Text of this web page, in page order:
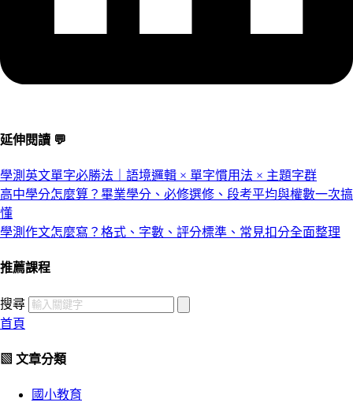
延伸閱讀 💬
學測英文單字必勝法｜語境邏輯 × 單字慣用法 × 主題字群
高中學分怎麼算？畢業學分、必修選修、段考平均與權數一次搞
懂
學測作文怎麼寫？格式、字數、評分標準、常見扣分全面整理
推薦課程
搜尋
首頁
▧ 文章分類
國小教育